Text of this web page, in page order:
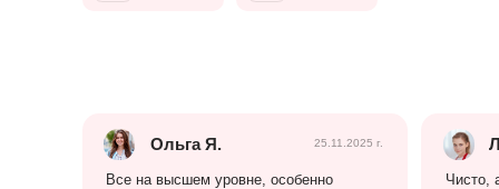
Все на высшем уровне, особенно
Ольга Я. 25.11.2025 г.
Чисто,